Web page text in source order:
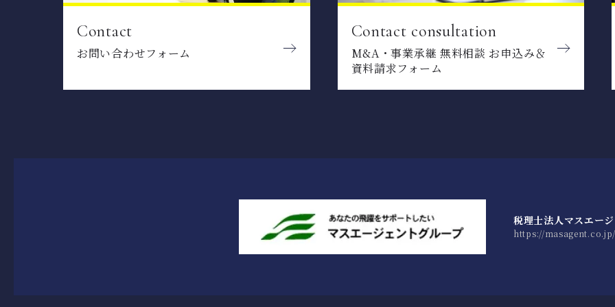
Contact
お問い合わせフォーム
Contact consultation
M&A・事業承継 無料相談 お申込み＆
資料請求フォーム
税理士法人マスエー
https://